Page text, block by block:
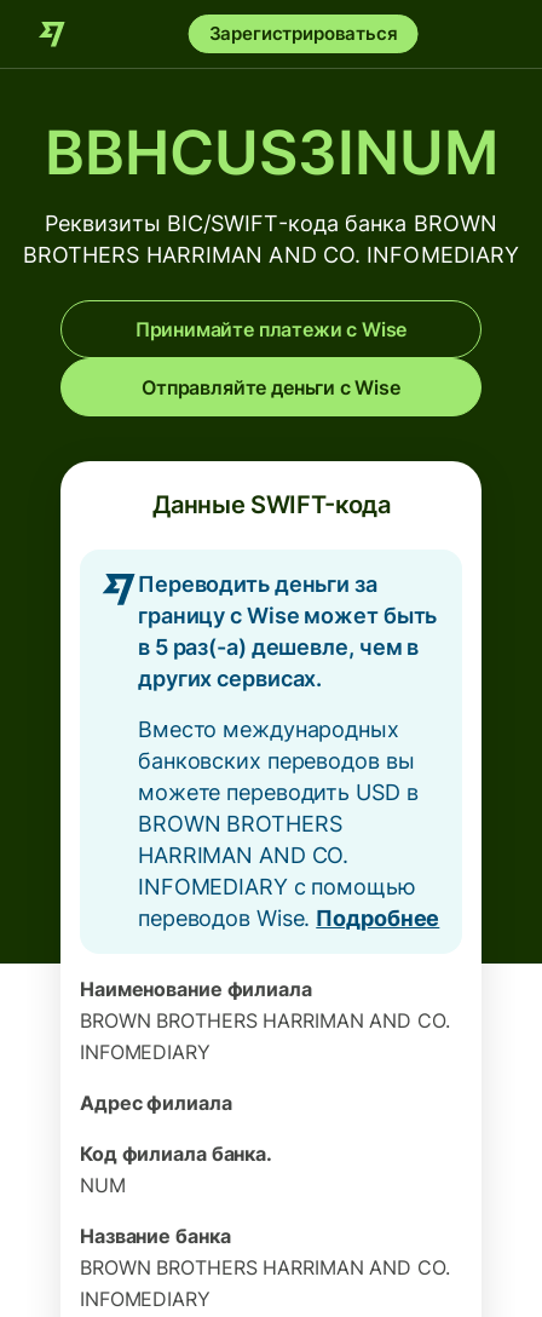
Зарегистрироваться
BBHCUS3INUM
Реквизиты BIC/SWIFT-кода банка BROWN
BROTHERS HARRIMAN AND CO. INFOMEDIARY
Принимайте платежи с Wise
Отправляйте деньги с Wise
Данные SWIFT-кода
Переводить деньги за
границу с Wise может быть
в 5 раз(-а) дешевле, чем в
других сервисах.
Вместо международных
банковских переводов вы
можете переводить USD в
BROWN BROTHERS
HARRIMAN AND CO.
INFOMEDIARY с помощью
переводов Wise. Подробнее
Наименование филиала
BROWN BROTHERS HARRIMAN AND CO.
INFOMEDIARY
Адрес филиала
Код филиала банка.
NUM
Название банка
BROWN BROTHERS HARRIMAN AND CO.
INFOMEDIARY